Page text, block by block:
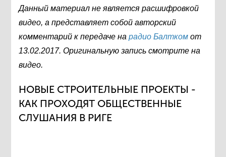
Данный материал не является расшифровкой
видео, а представляет собой авторский
комментарий к передаче на радио Балтком от
13.02.2017.Оригинальную запись смотрите на
видео.
НОВЫЕ СТРОИТЕЛЬНЫЕ ПРОЕКТЫ -
КАК ПРОХОДЯТ ОБЩЕСТВЕННЫЕ
СЛУШАНИЯ В РИГЕ